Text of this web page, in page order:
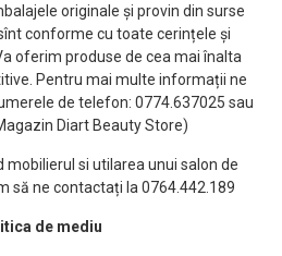
originale și provin din surse
conforme cu toate cerințele și
oferim produse de cea mai înalta
Pentru mai multe informații ne
de telefon: 0774.637025 sau
Diart Beauty Store)
si utilarea unui salon de
să ne contactați la 0764.442.189
de mediu